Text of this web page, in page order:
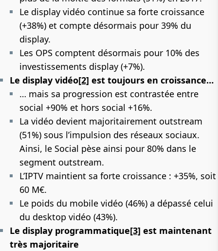
Le display vidéo continue sa forte croissance
(+38%) et compte désormais pour 39% du
display.
Les OPS comptent désormais pour 10% des
investissements display (+7%).
Le display vidéo[2] est toujours en croissance…
… mais sa progression est contrastée entre
social +90% et hors social +16%.
La vidéo devient majoritairement outstream
(51%) sous l’impulsion des réseaux sociaux.
Ainsi, le Social pèse ainsi pour 80% dans le
segment outstream.
L’IPTV maintient sa forte croissance : +35%, soit
60 M€.
Le poids du mobile vidéo (46%) a dépassé celui
du desktop vidéo (43%).
Le display programmatique[3] est maintenant
très majoritaire